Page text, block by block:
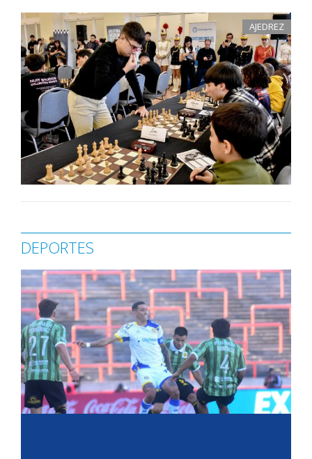
AJEDREZ
DEPORTES